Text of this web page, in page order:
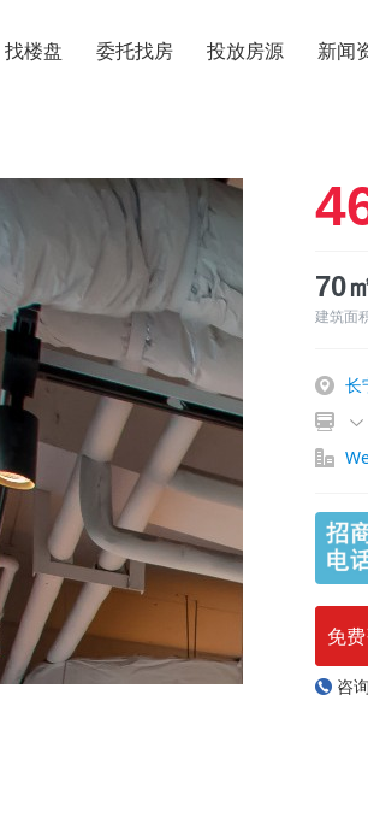
找楼盘 委托找房 投放房源 新闻
70
建筑面
长
免
咨